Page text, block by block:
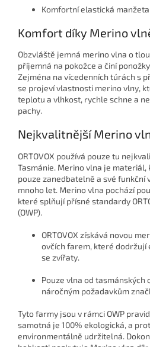
Komfortní elastická manžeta
Komfort díky Merino
Obzvláště jemná merino vlna o
příjemná na pokožce a činí
Zejména na vícedenních túrách s
se projeví vlastnosti merino vlny,
teplotu a vlhkost, rychle schne a
pachy.
Nejkvalitnější Merino
ORTOVOX používá pouze tu
Tasmánie. Merino vlna je
pouze zanedbatelně a své funkční
mnoho let. Merino vlna pochází
které splňují přísné standardy
(OWP).
ORTOVOX získává novou
ovčích farem, které dodržují
se zvířaty.
Pouze vlna od tasmánských
náročným požadavkům
Tyto farmy jsou v rámci OWP
samotná je 100% ekologická, a
environmentálně udržitelná.